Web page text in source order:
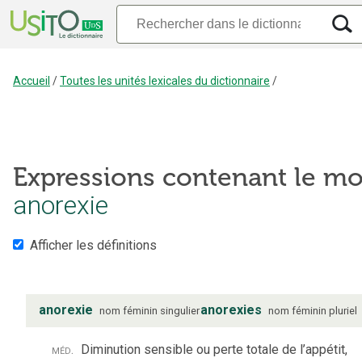
Accueil /Toutes les unités lexicales du dictionnaire /
Expressions contenant le
anorexie
Afficher les définitions
anorexie nom féminin singulieranorexies nom féminin pluriel
méd. Diminution sensible ou perte totale de l’appétit,